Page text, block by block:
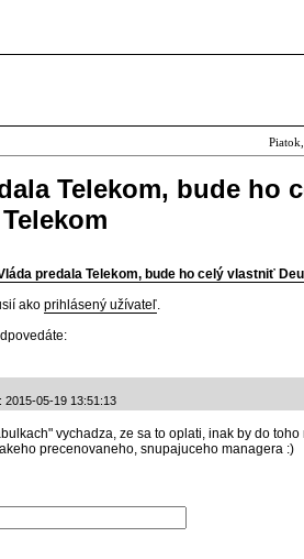
Telekom, bude ho
predala Telekom, bude ho celý vlastniť
ako prihlásený užívateľ.
2015-05-19 13:51:13
vychadza, ze sa to oplati, inak by do
precenovaneho, snupajuceho managera :)